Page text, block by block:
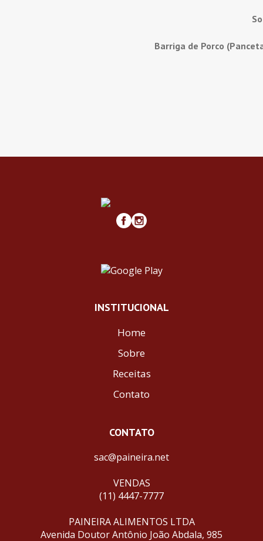
Barriga de Porco
INSTITUCIONAL
Home
Sobre
Receitas
Contato
CONTATO
sac@paineira.net
VENDAS
(11) 4447-7777
PAINEIRA ALIMENTOS LTDA
Avenida Doutor Antônio João Abdala, 985